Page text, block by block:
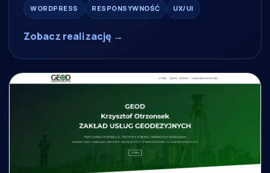
WORDPRESS RESPONSYWNOŚĆ UX/UI
Zobacz realizację →